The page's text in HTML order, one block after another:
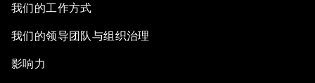
我们的工作方式
我们的领导团队与组织治理
影响力